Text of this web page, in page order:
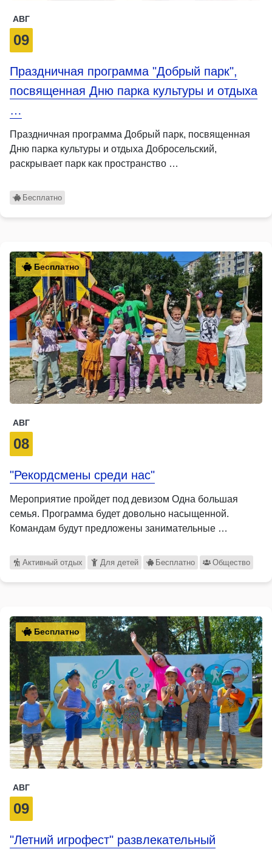
АВГ
09
Праздничная программа "Добрый парк",
посвященная Дню парка культуры и отдыха
…
Праздничная программа Добрый парк, посвященная
Дню парка культуры и отдыха Добросельский,
раскрывает парк как пространство …
Бесплатно
Бесплатно
АВГ
08
"Рекордсмены среди нас"
Мероприятие пройдет под девизом Одна большая
семья. Программа будет довольно насыщенной.
Командам будут предложены занимательные …
Активный отдых Для детей Бесплатно Общество
Бесплатно
АВГ
09
"Летний игрофест" развлекательный